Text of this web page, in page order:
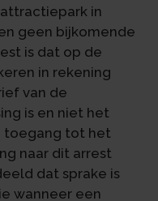
in
geen bijkomende
is dat op de
in rekening
van de
is en niet het
toegang tot het
naar dit arrest
dat sprake is
wanneer een